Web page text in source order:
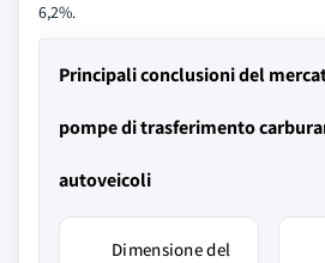
6,2%.
Principali conclusioni del
pompe di trasferimento
autoveicoli
Dimensione del